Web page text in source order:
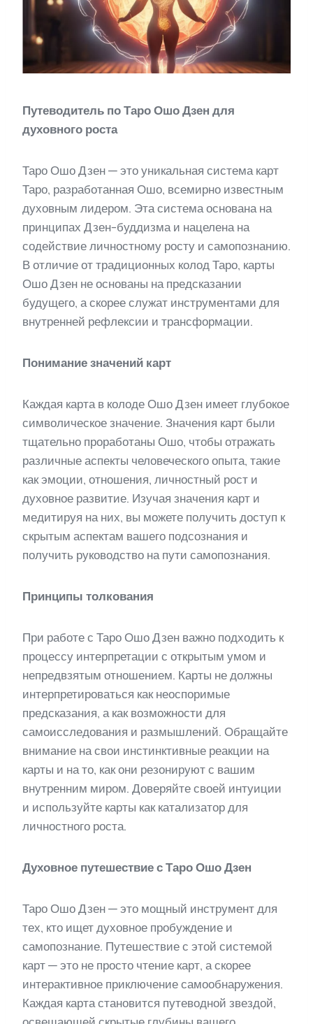
Путеводитель по Таро Ошо Дзен для
духовного роста
Таро Ошо Дзен — это уникальная система карт
Таро, разработанная Ошо, всемирно известным
духовным лидером. Эта система основана на
принципах Дзен-буддизма и нацелена на
содействие личностному росту и самопознанию.
В отличие от традиционных колод Таро, карты
Ошо Дзен не основаны на предсказании
будущего, а скорее служат инструментами для
внутренней рефлексии и трансформации.
Понимание значений карт
Каждая карта в колоде Ошо Дзен имеет глубокое
символическое значение. Значения карт были
тщательно проработаны Ошо, чтобы отражать
различные аспекты человеческого опыта, такие
как эмоции, отношения, личностный рост и
духовное развитие. Изучая значения карт и
медитируя на них, вы можете получить доступ к
скрытым аспектам вашего подсознания и
получить руководство на пути самопознания.
Принципы толкования
При работе с Таро Ошо Дзен важно подходить к
процессу интерпретации с открытым умом и
непредвзятым отношением. Карты не должны
интерпретироваться как неоспоримые
предсказания, а как возможности для
самоисследования и размышлений. Обращайте
внимание на свои инстинктивные реакции на
карты и на то, как они резонируют с вашим
внутренним миром. Доверяйте своей интуиции
и используйте карты как катализатор для
личностного роста.
Духовное путешествие с Таро Ошо Дзен
Таро Ошо Дзен — это мощный инструмент для
тех, кто ищет духовное пробуждение и
самопознание. Путешествие с этой системой
карт — это не просто чтение карт, а скорее
интерактивное приключение самообнаружения.
Каждая карта становится путеводной звездой,